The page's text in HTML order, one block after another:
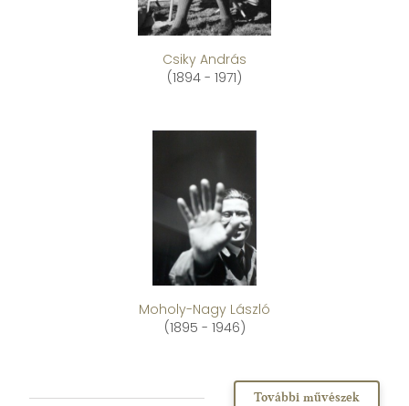
Csiky András
(1894 - 1971)
Moholy-Nagy László
(1895 - 1946)
További művészek